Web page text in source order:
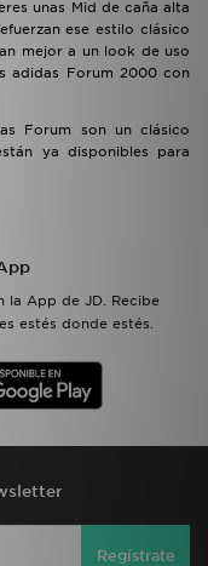
unas Mid de caña alta
ese estilo clásico
mejor a un look de uso
adidas Forum 2000 con
Forum son un clásico
ya disponibles para
la App de JD. Recibe
estés donde estés.
Regístrate